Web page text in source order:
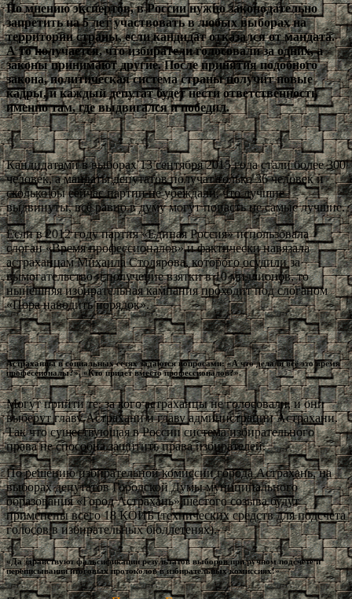
По мнению экспертов, в России нужно законодательно
запретить на 5 лет участвовать в любых выборах на
территории страны, если кандидат отказался от мандата.
А то получается, что избиратели голосовали за одних, а
законы принимают другие. После принятия подобного
закона, политическая система страны получит новые
кадры, и каждый депутат будет нести ответственность
именно там, где выдвигался и победил.
Кандидатами в выборах 13 сентября 2015 года стали более 300
человек, а мандаты депутатов получат только 36 человек и
сколько бы сейчас партии не убеждали, что лучшие
выдвинуты, всё равно в думу могут попасть не самые лучшие.
Если в 2012 году партия «Единая Россия» использовала
слоган «Время профессионалов» и фактически навязала
астраханцам Михаила Столярова, которого осудили за
вымогательство и получение взятки в 10 миллионов, то
нынешняя избирательная кампания проходит под слоганом
«Пора наводить порядок».
Астраханцы в социальных сетях задаются вопросами: «А что делали всё это время
профессионалы?», «Кто придет вместо профессионалов?».
Могут прийти те, за кого астраханцы не голосовали, и они
выберут главу Астрахани и главу администрации Астрахани.
Так что существующая в России система избирательного
права не способна защитить права избирателей.
По решению избирательной комиссии города Астрахань, на
выборах депутатов Городской Думы муниципального
образования «Город Астрахань» шестого созыва будут
применены всего 18 КОИБ (технических средств для подсчета
голосов в избирательных бюллетенях).
«Да здравствуют фальсификации результатов выборов при ручном подсчете и
переписывании итоговых протоколов в избирательных комиссиях!»